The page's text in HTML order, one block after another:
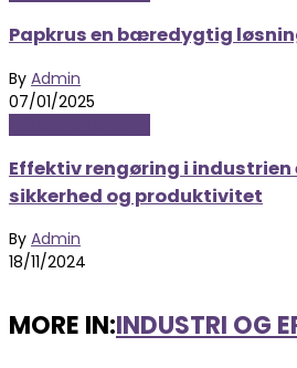
Papkrus en bæredygtig
By Admin
07/01/2025
Effektiv rengøring i
sikkerhed og produktivitet
By Admin
18/11/2024
MORE IN:INDUSTRI OG